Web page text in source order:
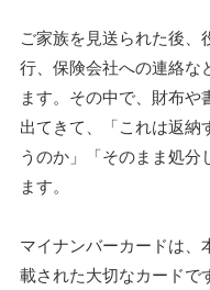
ご家族を見送られた後
行、保険会社への連絡な
ます。その中で、財布
出てきて、「これは返納
うのか」「そのまま処分
ます。
マイナンバーカードは、
載された大切なカードで